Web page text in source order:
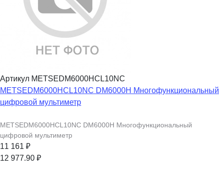
Артикул METSEDM6000HCL10NC
METSEDM6000HCL10NC DM6000H Многофункциональный
цифровой мультиметр
METSEDM6000HCL10NC DM6000H Многофункциональный
цифровой мультиметр
11 161 ₽
12 977.90 ₽